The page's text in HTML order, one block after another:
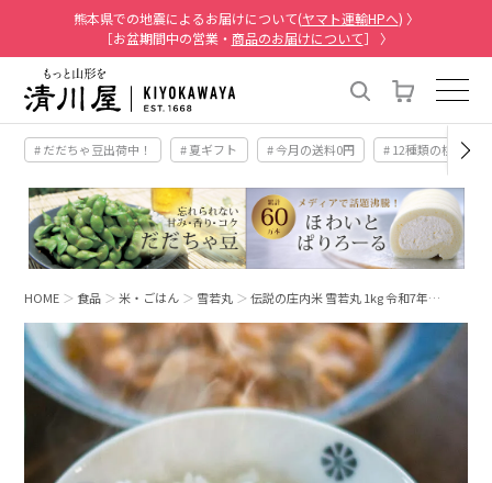
熊本県での地震によるお届けについて(ヤマト運輸HPへ) 〉
［お盆期間中の営業・ 商品のお届けについて］ 〉
# だだちゃ豆出荷中！ # 夏ギフト # 今月の送料0円 # 12種類の桃
HOME 食品 米・ごはん 雪若丸 伝説の庄内米 雪若丸 1kg 令和7年…